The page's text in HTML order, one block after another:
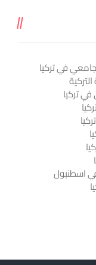
في تركيا
تركيا
اسطنبول